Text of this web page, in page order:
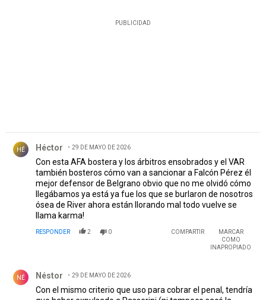
PUBLICIDAD
HÉ Héctor 29 DE MAYO DE 2026
Con esta AFA bostera y los árbitros ensobrados y el VAR
también bosteros cómo van a sancionar a Falcón Pérez él
mejor defensor de Belgrano obvio que no me olvidó cómo
llegábamos ya está ya fue los que se burlaron de nosotros
ósea de River ahora están llorando mal todo vuelve se
llama karma!
RESPONDER 2 0 COMPARTIR
MARCAR
COMO
INAPROPIADO
NÉ Néstor 29 DE MAYO DE 2026
Con el mismo criterio que uso para cobrar el penal, tendría